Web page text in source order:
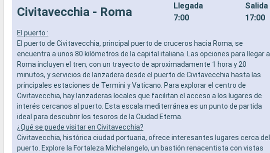
Civitavecchia - Roma
Llegada
7:00
Salida
17:00
El puerto :
El puerto de Civitavecchia, principal puerto de cruceros hacia Roma, se
encuentra a unos 80 kilómetros de la capital italiana. Las opciones para llegar a
Roma incluyen el tren, con un trayecto de aproximadamente 1 hora y 20
minutos, y servicios de lanzadera desde el puerto de Civitavecchia hasta las
principales estaciones de Termini y Vaticano. Para explorar el centro de
Civitavecchia, hay lanzaderas locales que facilitan el acceso a los lugares de
interés cercanos al puerto. Esta escala mediterránea es un punto de partida
ideal para descubrir los tesoros de la Ciudad Eterna.
¿Qué se puede visitar en Civitavecchia?
Civitavecchia, histórica ciudad portuaria, ofrece interesantes lugares cerca del
puerto. Explore la Fortaleza Michelangelo, un bastión renacentista con vistas